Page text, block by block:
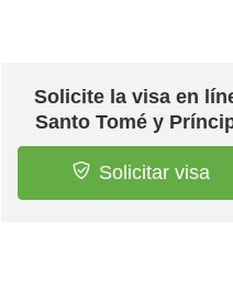
Solicite la visa en
Santo Tomé y
Solicitar visa